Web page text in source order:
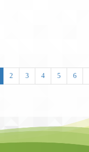
2 3 4 5 6